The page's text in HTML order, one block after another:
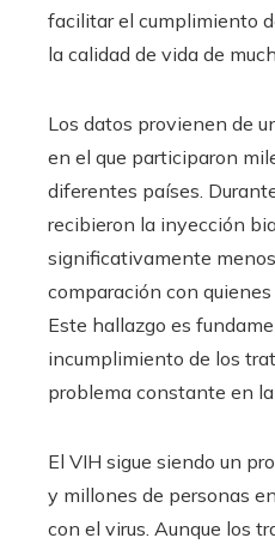
facilitar el cumplimiento
la calidad de vida de
Los datos provienen de
en el que participaron
diferentes países.
recibieron la inyección
significativamente
comparación con
Este hallazgo es
incumplimiento de los
problema constante en
El VIH sigue siendo un
y millones de personas
con el virus. Aunque los